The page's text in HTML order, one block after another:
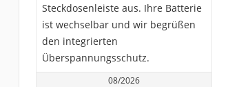
Steckdosenleiste aus. Ihre Batterie
ist wechselbar und wir begrüßen
den integrierten
Überspannungsschutz.
08/2026